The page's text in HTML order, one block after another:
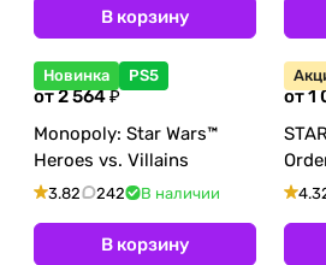
В корзину
Новинка PS5
от 2 564 ₽
Monopoly: Star Wars™
Heroes vs. Villains
3.82 242 В наличии
В корзину
от 1